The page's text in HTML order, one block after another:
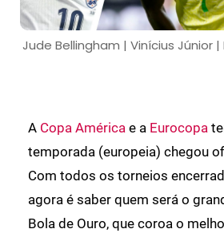
Jude Bellingham | Vinícius Júnior
A Copa América e a Eurocopa
temporada (europeia) chegou
Com todos os torneios
agora é saber quem será o
Bola de Ouro, que coroa o